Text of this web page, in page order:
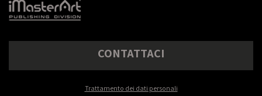
CONTATTACI
Trattamento dei dati personali